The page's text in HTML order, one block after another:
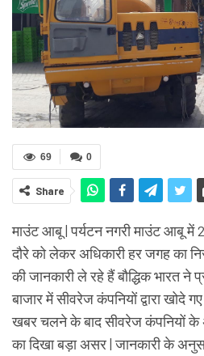
0
69
Share
माउंट आबू | पर्यटन नगरी माउंट आबू में
दौरे को लेकर अधिकारी हर जगह का
की जानकारी ले रहे हैं बौद्धिक भारत
बाजार में सीवरेज कंपनियों द्वारा खोदे
खबर चलने के बाद सीवरेज कंपनियों
का दिखा बड़ा असर | जानकारी के